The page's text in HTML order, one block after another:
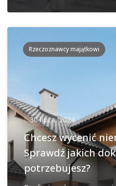
Rzeczoznawcy majątkowi
30 lipca, 2024
Chcesz wycenić
Sprawdź jakich
potrzebujesz?